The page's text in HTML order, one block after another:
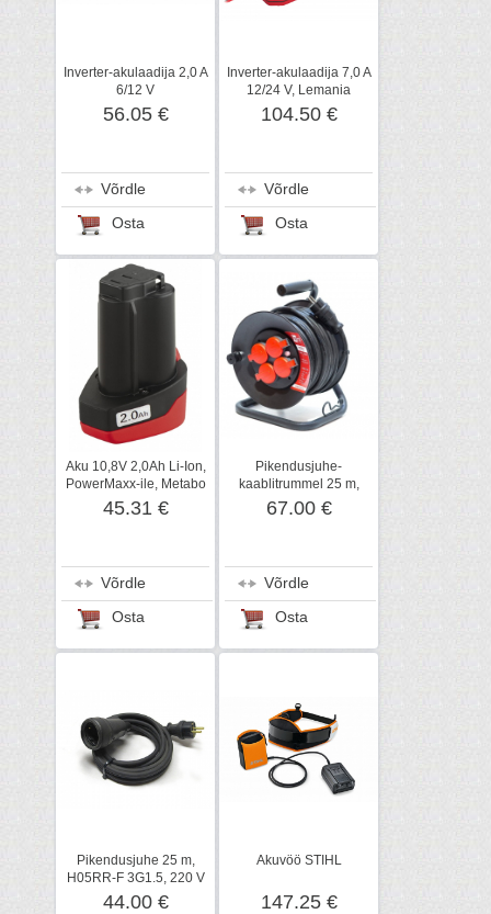
Inverter-akulaadija 2,0 A
6/12 V
56.05 €
Võrdle
Osta
Inverter-akulaadija 7,0 A
12/24 V, Lemania
104.50 €
Võrdle
Osta
Aku 10,8V 2,0Ah Li-Ion,
PowerMaxx-ile, Metabo
45.31 €
Võrdle
Osta
Pikendusjuhe-
kaablitrummel 25 m,
H07RN-F 3G1.5, 4x220
V
67.00 €
Võrdle
Osta
Pikendusjuhe 25 m,
H05RR-F 3G1.5, 220 V
44.00 €
Akuvöö STIHL
147.25 €